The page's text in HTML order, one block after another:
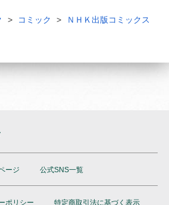
コミック ＮＨＫ出版コミックス
ージ 公式SNS一覧
ポリシー 特定商取引法に基づく表示